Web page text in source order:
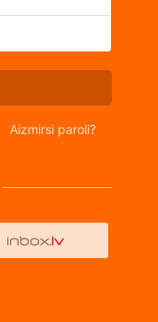
Aizmirsi paroli?